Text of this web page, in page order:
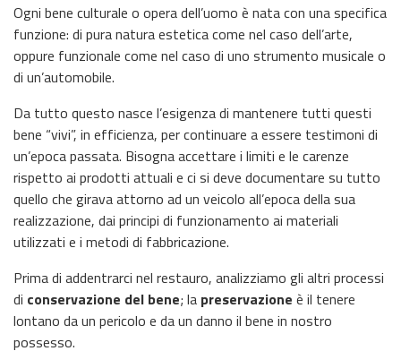
Ogni bene culturale o opera dell’uomo è nata con una specifica
funzione: di pura natura estetica come nel caso dell’arte,
oppure funzionale come nel caso di uno strumento musicale o
di un’automobile.
Da tutto questo nasce l’esigenza di mantenere tutti questi
bene “vivi”, in efficienza, per continuare a essere testimoni di
un’epoca passata. Bisogna accettare i limiti e le carenze
rispetto ai prodotti attuali e ci si deve documentare su tutto
quello che girava attorno ad un veicolo all’epoca della sua
realizzazione, dai principi di funzionamento ai materiali
utilizzati e i metodi di fabbricazione.
Prima di addentrarci nel restauro, analizziamo gli altri processi
di conservazione del bene; la preservazione è il tenere
lontano da un pericolo e da un danno il bene in nostro
possesso.